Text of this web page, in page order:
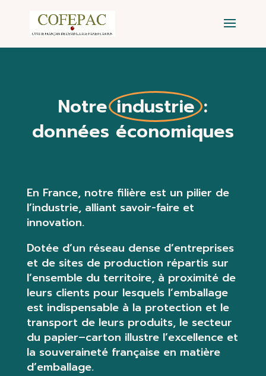
Notre industrie :
données économiques
En France, notre filière est un pilier de
l’industrie, alliant savoir-faire et
innovation.
Dotée d’un réseau dense d’entreprises
et de sites de production répartis sur
l’ensemble du territoire, à proximité de
leurs clients pour lesquels l’emballage
est indispensable à la protection et le
transport de leurs produits, le secteur
du papier–carton illustre l’excellence et
la souveraineté française en matière
d’emballage.